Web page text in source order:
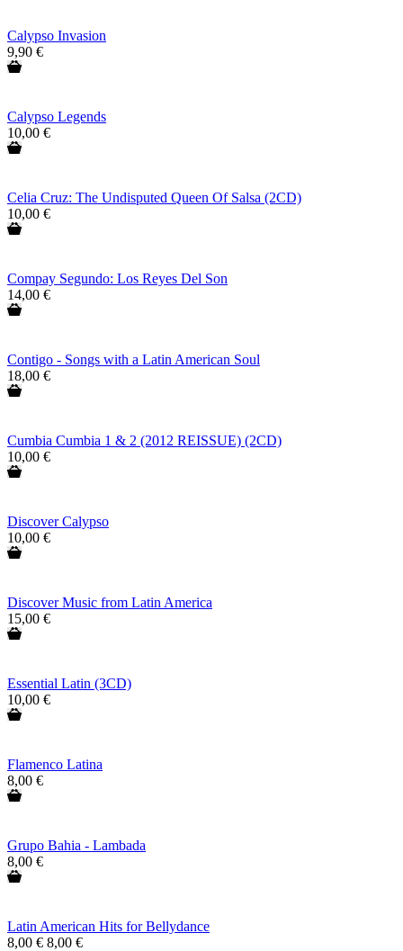
Calypso Invasion
9,90 €
Calypso Legends
10,00 €
Celia Cruz: The Undisputed Queen Of Salsa (2CD)
10,00 €
Compay Segundo: Los Reyes Del Son
14,00 €
Contigo - Songs with a Latin American Soul
18,00 €
Cumbia Cumbia 1 & 2 (2012 REISSUE) (2CD)
10,00 €
Discover Calypso
10,00 €
Discover Music from Latin America
15,00 €
Essential Latin (3CD)
10,00 €
Flamenco Latina
8,00 €
Grupo Bahia - Lambada
8,00 €
Latin American Hits for Bellydance
8,00 € 8,00 €